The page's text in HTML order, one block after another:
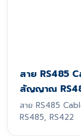
สาย RS485
สัญญาณ
สาย RS485
RS485, RS422